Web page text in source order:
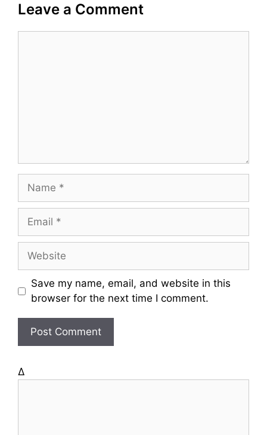
Leave a Comment
m
a
s
Save my name, email, and website in this
browser for the next time I comment.
Δ